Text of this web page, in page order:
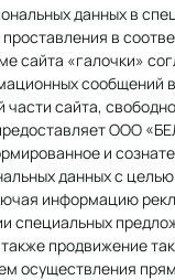
данных в
в
сайта «галочки»
сообщений
сайта,
ООО
и
данных с
информацию
специальных
продвижение
осуществления